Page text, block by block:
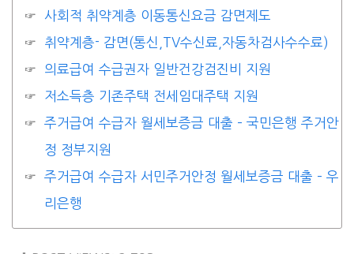
사회적 취약계층 이동통신요금 감면제도
취약계층- 감면(통신,TV수신료,자동차검사수수료)
의료급여 수급권자 일반건강검진비 지원
저소득층 기존주택 전세임대주택 지원
주거급여 수급자 월세보증금 대출 – 국민은행 주거안
정 정부지원
주거급여 수급자 서민주거안정 월세보증금 대출 – 우
리은행